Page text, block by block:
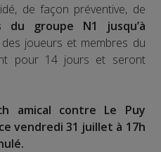
de façon préventive, de
du groupe N1 jusqu’à
des joueurs et membres du
pour 14 jours et seront
amical contre Le Puy
vendredi 31 juillet à 17h